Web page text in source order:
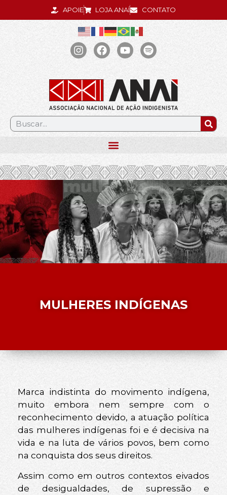
APOIE LOJA ANAÍ CONTATO
.
MULHERES INDÍGENAS
Marca indistinta do movimento indígena,
muito embora nem sempre com o
reconhecimento devido, a atuação política
das mulheres indígenas foi e é decisiva na
vida e na luta de vários povos, bem como
na conquista dos seus direitos.
Assim como em outros contextos eivados
de desigualdades, de supressão e